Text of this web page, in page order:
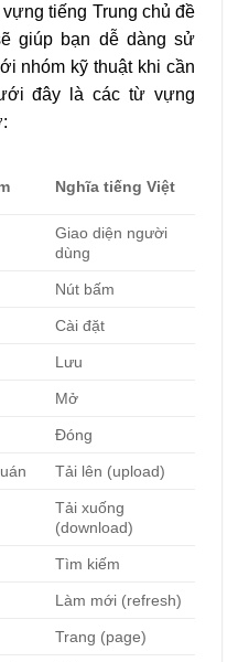
tiếng Trung chủ đề
giúp bạn dễ dàng sử
nhóm kỹ thuật khi cần
đây là các từ vựng
Nghĩa tiếng Việt
Giao diện người
dùng
Nút bấm
Cài đặt
Lưu
Mở
Đóng
Tải lên (upload)
Tải xuống
(download)
Tìm kiếm
Làm mới (refresh)
Trang (page)